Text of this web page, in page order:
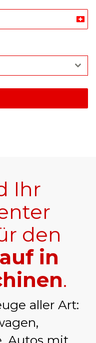
Ihr
den
in
.
aller Art:
Autos mit